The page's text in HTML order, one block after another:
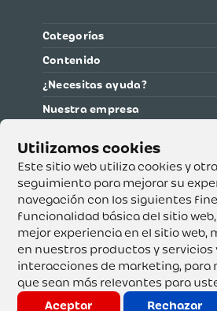
Este sitio web utiliza cookies y
seguimiento para mejorar su
navegación con los siguientes
funcionalidad básica del sitio web,
mejor experiencia en el sitio web,
en nuestros productos y servicios
interacciones de marketing, para
que sean más relevantes para
Aceptar
Rechazar
Categorías
Contenido
¿Necesitas ayuda?
Nuestra empresa
Supertiendas y Drogería Olímpica
Dirección de notificación: Calle 53
Teléfono: 3232540999 -
Copyright o Actualización 2023
Reservados.